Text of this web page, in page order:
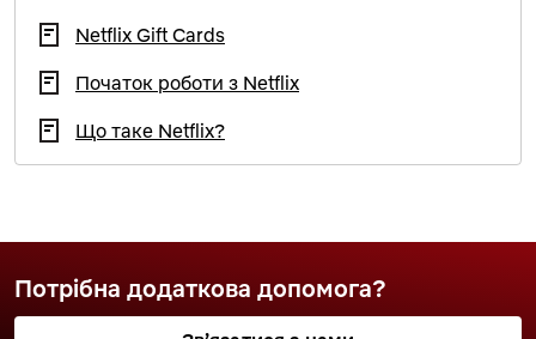
Netflix Gift Cards
Початок роботи з Netflix
Що таке Netflix?
Потрібна додаткова допомога?